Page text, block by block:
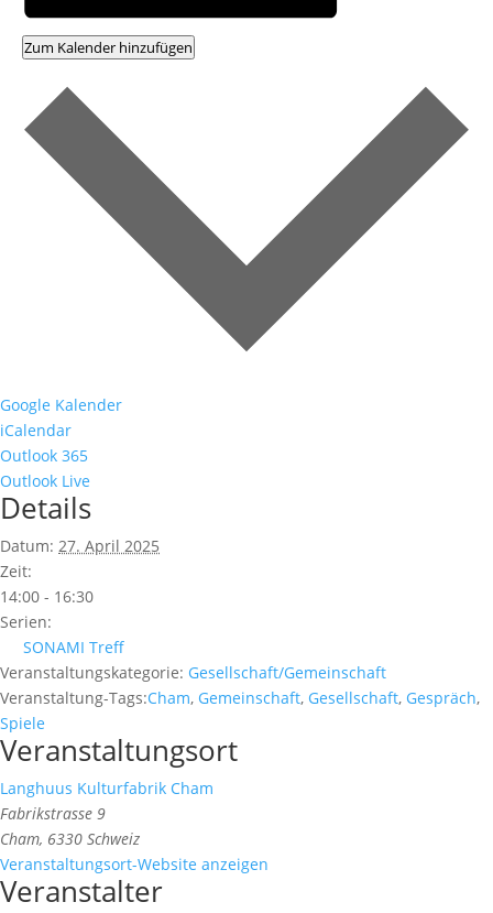
Zum Kalender hinzufügen
Google Kalender
iCalendar
Outlook 365
Outlook Live
Details
Datum: 27. April 2025
Zeit:
14:00 - 16:30
Serien:
SONAMI Treff
Veranstaltungskategorie: Gesellschaft/Gemeinschaft
Veranstaltung-Tags:Cham, Gemeinschaft, Gesellschaft, Gespräch,
Spiele
Veranstaltungsort
Langhuus Kulturfabrik Cham
Fabrikstrasse 9
Cham, 6330 Schweiz
Veranstaltungsort-Website anzeigen
Veranstalter